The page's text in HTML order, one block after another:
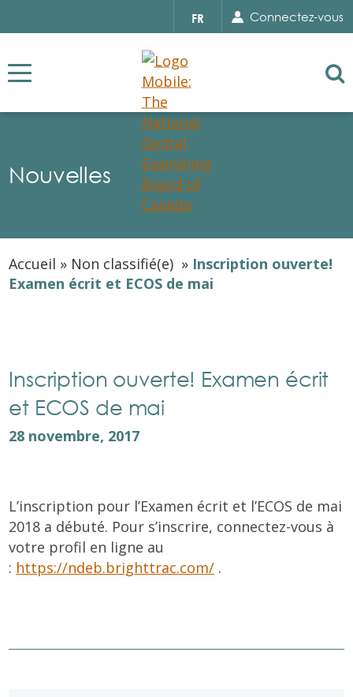
Select
your
FR Connectez-vous
Nouvelles
Accueil » Non classifié(e) » Inscription ouverte!
Examen écrit et ECOS de mai
Inscription ouverte! Examen écrit
et ECOS de mai
28 novembre, 2017
L’inscription pour l’Examen écrit et l’ECOS de mai
2018 a débuté. Pour s’inscrire, connectez-vous à
votre profil en ligne au
: https://ndeb.brighttrac.com/ .